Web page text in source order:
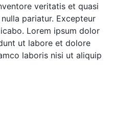
veritatis et quasi
pariatur. Excepteur
Lorem ipsum dolor
ut labore et dolore
laboris nisi ut aliquip